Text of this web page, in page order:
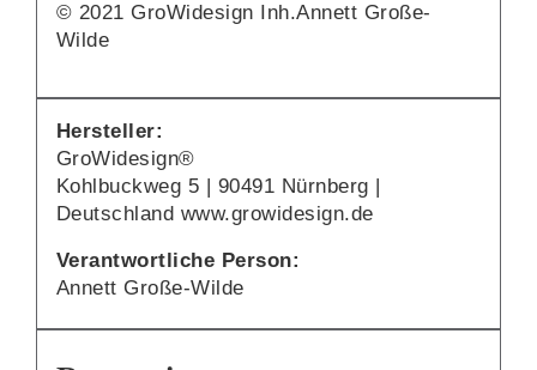
© 2021 GroWidesign Inh.Annett Große-
Wilde
Hersteller:
GroWidesign®
Kohlbuckweg 5 | 90491 Nürnberg |
Deutschland www.growidesign.de
Verantwortliche Person:
Annett Große-Wilde